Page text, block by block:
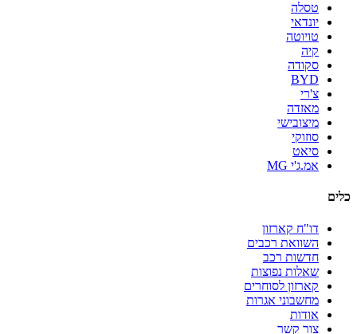
טסלה
יונדאי
טויוטה
קיה
סקודה
BYD
צ'רי
מאזדה
מיצובישי
סוזוקי
סיאט
אמ.ג'י MG
כלים
דו"ח קארזון
השוואת רכבים
חדשות רכב
שאלות נפוצות
קארזון לסוחרים
מחשבוני אגרות
אודות
צור קשר